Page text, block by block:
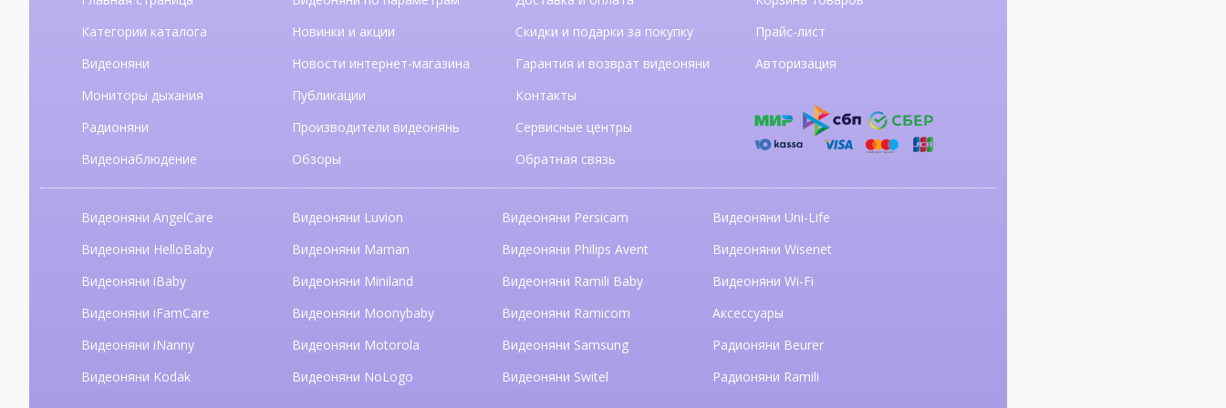
Категории каталога
Видеоняни
Мониторы дыхания
Радионяни
Видеонаблюдение
Новинки и акции
Новости интернет-магазина
Публикации
Производители видеонянь
Обзоры
Скидки и подарки за покупку
Гарантия и возврат видеоняни
Контакты
Сервисные центры
Обратная связь
Прайс-лист
Авторизация
Видеоняни AngelCare
Видеоняни HelloBaby
Видеоняни iBaby
Видеоняни iFamCare
Видеоняни iNanny
Видеоняни Kodak
Видеоняни Luvion
Видеоняни Maman
Видеоняни Miniland
Видеоняни Moonybaby
Видеоняни Motorola
Видеоняни NoLogo
Видеоняни Persicam
Видеоняни Philips Avent
Видеоняни Ramili Baby
Видеоняни Ramicom
Видеоняни Samsung
Видеоняни Switel
Видеоняни Uni-Life
Видеоняни Wisenet
Видеоняни Wi-Fi
Аксессуары
Радионяни Beurer
Радионяни Ramili